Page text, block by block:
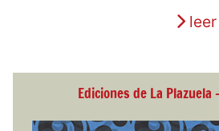
leer
Ediciones de La